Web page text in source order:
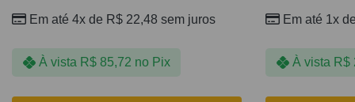
Em até 4x de R$ 22,48 sem juros
À vista R$85,72 no Pix
Em até 1x
À vista R$